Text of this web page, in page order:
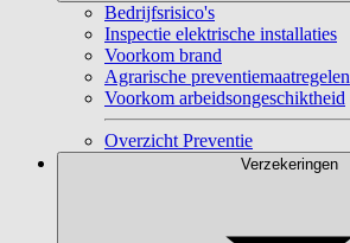
Bedrijfsrisico's
Inspectie elektrische installaties
Voorkom brand
Agrarische preventiemaatregelen
Voorkom arbeidsongeschiktheid
Overzicht Preventie
Verzekeringen